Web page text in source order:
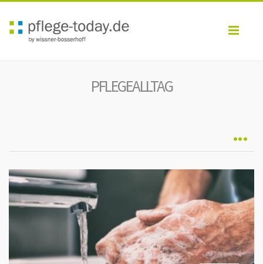
PFLEGEALLTAG